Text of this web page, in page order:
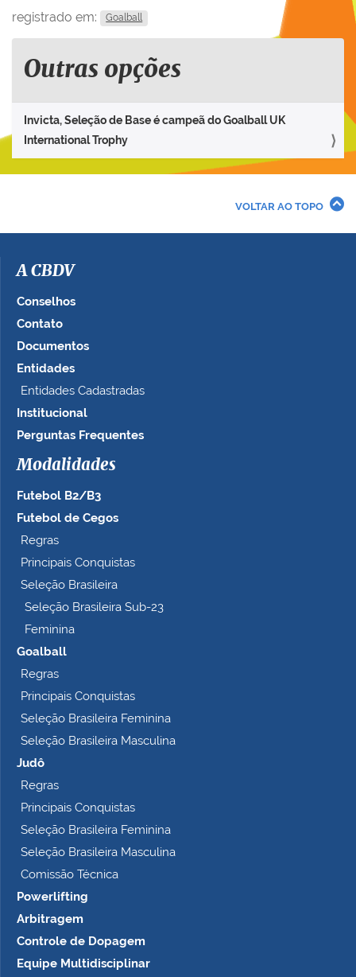
registrado em: Goalball
Outras opções
Invicta, Seleção de Base é campeã do Goalball UK
International Trophy
VOLTAR AO TOPO
A CBDV
Conselhos
Contato
Documentos
Entidades
Entidades Cadastradas
Institucional
Perguntas Frequentes
Modalidades
Futebol B2/B3
Futebol de Cegos
Regras
Principais Conquistas
Seleção Brasileira
Seleção Brasileira Sub-23
Feminina
Goalball
Regras
Principais Conquistas
Seleção Brasileira Feminina
Seleção Brasileira Masculina
Judô
Regras
Principais Conquistas
Seleção Brasileira Feminina
Seleção Brasileira Masculina
Comissão Técnica
Powerlifting
Arbitragem
Controle de Dopagem
Equipe Multidisciplinar